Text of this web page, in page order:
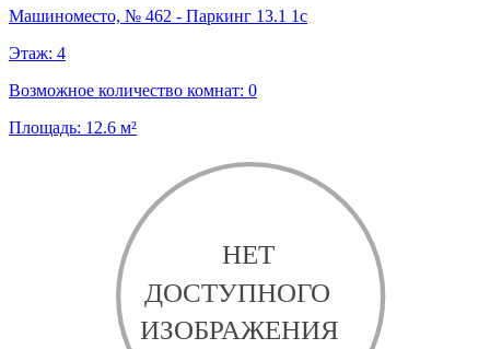
Машиноместо, № 462 - Паркинг 13.1 1с
Этаж: 4
Возможное количество комнат: 0
Площадь: 12.6 м²